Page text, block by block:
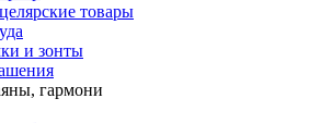
товары
и зонты
гармони